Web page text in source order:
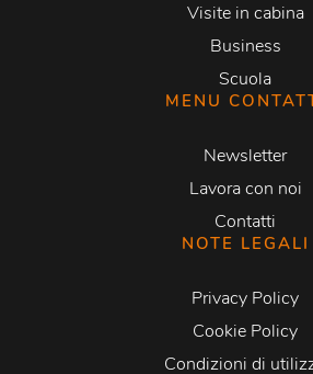
Visite in cabina
Business
Scuola
MENU
Newsletter
Lavora con noi
Contatti
NOTE LEGALI
Privacy Policy
Cookie Policy
Condizioni di